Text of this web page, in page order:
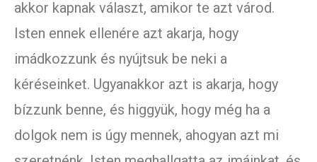
akkor kapnak választ, amikor te azt várod.
Isten ennek ellenére azt akarja, hogy
imádkozzunk és nyújtsuk be neki a
kéréseinket. Ugyanakkor azt is akarja, hogy
bízzunk benne, és higgyük, hogy még ha a
dolgok nem is úgy mennek, ahogyan azt mi